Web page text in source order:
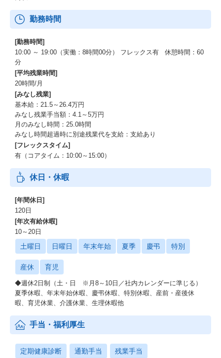
勤務時間
[勤務時間]
10:00 ～ 19:00（実働：8時間00分） フレックス有 休憩時間：60
分
[平均残業時間]
20時間/月
[みなし残業]
基本給：21.5～26.4万円
みなし残業手当額：4.1～5万円
月のみなし時間：25.0時間
みなし時間超過時に別途残業代を支給：支給あり
[フレックスタイム]
有（コアタイム：10:00～15:00）
休日・休暇
[年間休日]
120日
[年次有給休暇]
10～20日
土曜日 日曜日 年末年始 夏季 慶弔 特別
産休 育児
◆週休2日制（土・日 ※月8～10日／社内カレンダーに準じる）
夏季休暇、年末年始休暇、慶弔休暇、特別休暇、産前・産後休
暇、育児休業、介護休業、生理休暇他
手当・福利厚生
定期健康診断 通勤手当 残業手当